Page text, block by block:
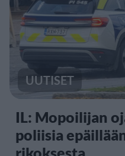
UUTISET
IL: Mopoilijan
poliisia